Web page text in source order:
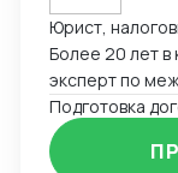
Юрист,
Более 20 лет в
эксперт по
применению
заключений по
иностранных
Подготовка